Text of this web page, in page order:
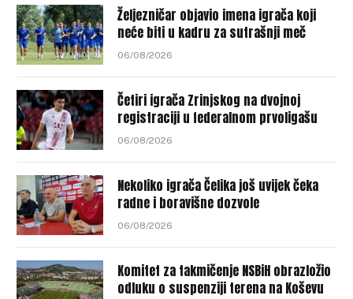
Željezničar objavio imena igrača koji
neće biti u kadru za sutrašnji meč
06/08/2026
Četiri igrača Zrinjskog na dvojnoj
registraciji u federalnom prvoligašu
06/08/2026
Nekoliko igrača Čelika još uvijek čeka
radne i boravišne dozvole
06/08/2026
Komitet za takmičenje NSBiH obrazložio
odluku o suspenziji terena na Koševu